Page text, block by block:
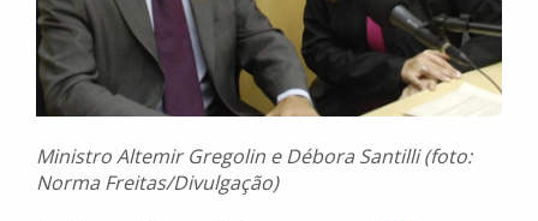
Ministro Altemir Gregolin e Débora Santilli (foto:
Norma Freitas/Divulgação)